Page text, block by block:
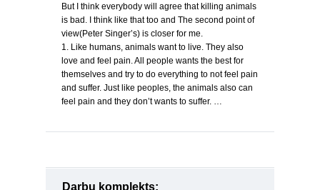
But I think everybody will agree that killing animals
is bad. I think like that too and The second point of
view(Peter Singer’s) is closer for me.
1. Like humans, animals want to live. They also
love and feel pain. All people wants the best for
themselves and try to do everything to not feel pain
and suffer. Just like peoples, the animals also can
feel pain and they don’t wants to suffer. …
Darbu komplekts: